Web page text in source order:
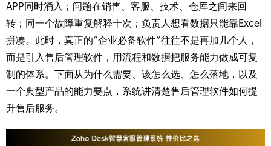
APP同时涌入；问题在销售、客服、技术、仓库之间来回
转；同一个故障重复解释十次；负责人想看数据只能靠Excel
拼凑。此时，真正的“企业必备软件”往往不是再加几个人，
而是引入售后管理软件，用流程和数据把服务能力做成可复
制的体系。下面从为什么需要、该怎么选、怎么落地，以及
一个典型产品的能力要点，系统讲清楚售后管理软件如何提
升售后服务。